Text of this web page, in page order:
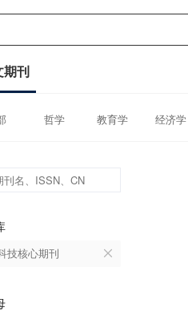
期刊
哲学 教育学 经济学
技核心期刊